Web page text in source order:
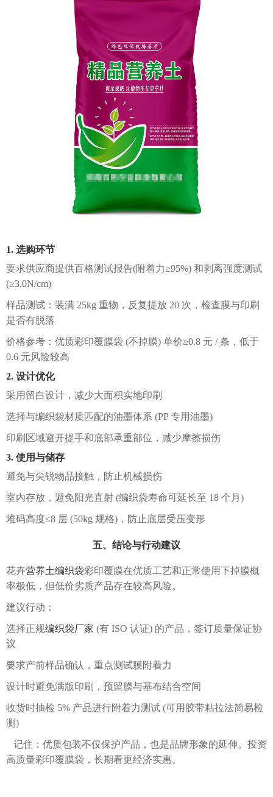
1. 选购环节
要求供应商提供百格测试报告(附着力≥95%) 和剥离强度测试
(≥3.0N/cm)
样品测试：装满 25kg 重物，反复提放 20 次，检查膜与印刷
是否有脱落
价格参考：优质彩印覆膜袋 (不掉膜) 单价≥0.8 元 / 条，低于
0.6 元风险较高
2. 设计优化
采用留白设计，减少大面积实地印刷
选择与编织袋材质匹配的油墨体系 (PP 专用油墨)
印刷区域避开提手和底部承重部位，减少摩擦损伤
3. 使用与储存
避免与尖锐物品接触，防止机械损伤
室内存放，避免阳光直射 (编织袋寿命可延长至 18 个月)
堆码高度≤8 层 (50kg 规格)，防止底层受压变形
五、结论与行动建议
花卉营养土编织袋彩印覆膜在优质工艺和正常使用下掉膜概
率极低，但低价劣质产品存在较高风险。
建议行动：
选择正规编织袋厂家 (有 ISO 认证) 的产品，签订质量保证协
议
要求产前样品确认，重点测试膜附着力
设计时避免满版印刷，预留膜与基布结合空间
收货时抽检 5% 产品进行附着力测试 (可用胶带粘拉法简易检
测)
记住：优质包装不仅保护产品，也是品牌形象的延伸。投资
高质量彩印覆膜袋，长期看更经济实惠。